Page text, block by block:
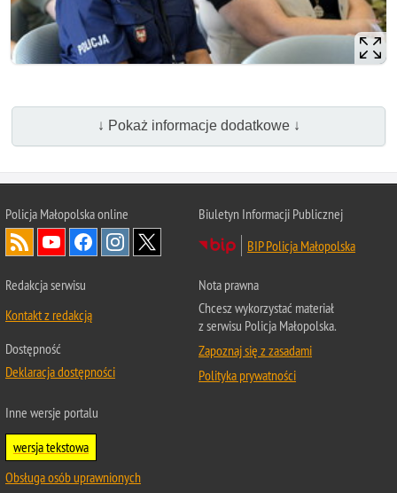
↓ Pokaż informacje dodatkowe ↓
Policja Małopolska online
Biuletyn Informacji Publicznej
BIP Policja Małopolska
Redakcja serwisu
Kontakt z redakcją
Dostępność
Deklaracja dostępności
Nota prawna
Chcesz wykorzystać materiał
z serwisu Policja Małopolska.
Zapoznaj się z zasadami
Polityka prywatności
Inne wersje portalu
wersja tekstowa
Obsługa osób uprawnionych